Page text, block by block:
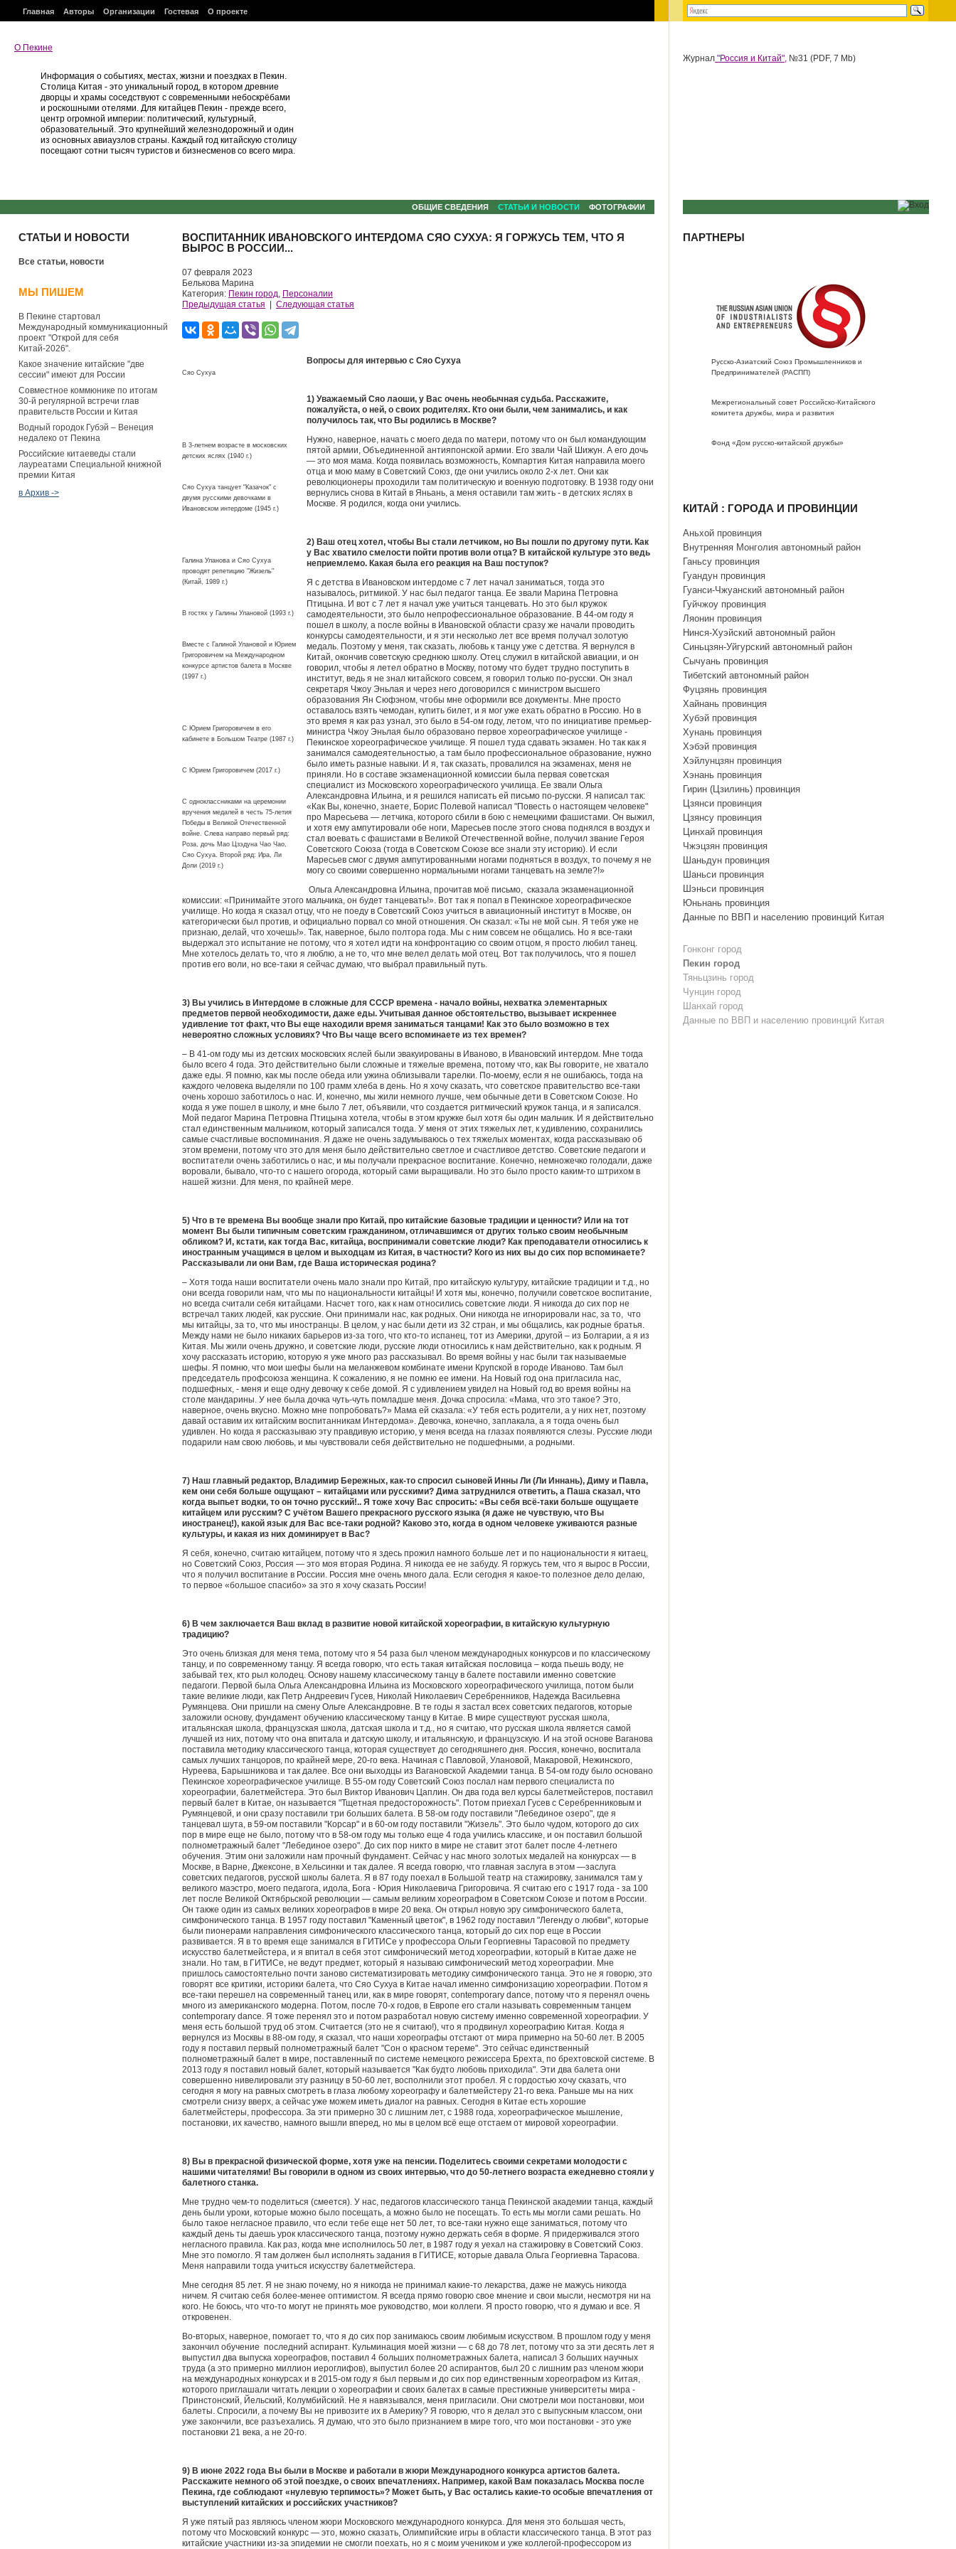
Главная Авторы Организации Гостевая О проекте
О Пекине
Информация о событиях, местах, жизни и поездках в Пекин.
Столица Китая - это уникальный город, в котором древние
дворцы и храмы соседствуют с современными небоскрёбами
и роскошными отелями. Для китайцев Пекин - прежде всего,
центр огромной империи: политический, культурный,
образовательный. Это крупнейший железнодорожный и один
из основных авиаузлов страны. Каждый год китайскую столицу
посещают сотни тысяч туристов и бизнесменов со всего мира.
ОБЩИЕ СВЕДЕНИЯ СТАТЬИ И НОВОСТИ ФОТОГРАФИИ
СТАТЬИ И НОВОСТИ
Все статьи, новости
МЫ ПИШЕМ
В Пекине стартовал
Международный коммуникационный
проект "Открой для себя
Китай-2026".
Какое значение китайские "две
сессии" имеют для России
Совместное коммюнике по итогам
30-й регулярной встречи глав
правительств России и Китая
Водный городок Губэй – Венеция
недалеко от Пекина
Российские китаеведы стали
лауреатами Специальной книжной
премии Китая
в Архив ->
ВОСПИТАННИК ИВАНОВСКОГО ИНТЕРДОМА СЯО СУХУА: Я ГОРЖУСЬ ТЕМ, ЧТО Я
ВЫРОС В РОССИИ...
07 февраля 2023
Белькова Марина
Категория: Пекин город, Персоналии
Предыдущая статья
Следующая статья
Сяо Сухуа
В 3-летнем возрасте в московских
детских яслях (1940 г.)
Сяо Сухуа танцует "Казачок" с
двумя русскими девочками в
Ивановском интердоме (1945 г.)
Галина Уланова и Сяо Сухуа
проводят репетицию "Жизель"
(Китай, 1989 г.)
В гостях у Галины Улановой (1993 г.)
Вместе с Галиной Улановой и Юрием
Григоровичем на Международном
конкурсе артистов балета в Москве
(1997 г.)
С Юрием Григоровичем в его
кабинете в Большом Театре (1987 г.)
С Юрием Григоровичем (2017 г.)
С одноклассниками на церемонии
вручения медалей в честь 75-летия
Победы в Великой Отечественной
войне. Слева направо первый ряд:
Роза, дочь Мао Цзэдуна Чао Чао,
Сяо Сухуа. Второй ряд: Ира, Ли
Доли (2019 г.)
Вопросы для интервью с Сяо Сухуа
1) Уважаемый Сяо лаоши, у Вас очень необычная судьба. Расскажите,
пожалуйста, о ней, о своих родителях. Кто они были, чем занимались, и как
получилось так, что Вы родились в Москве?
Нужно, наверное, начать с моего деда по матери, потому что он был командующим
пятой армии, Объединенной антияпонской армии. Его звали Чай Шижун. А его дочь
— это моя мама. Когда появилась возможность, Компартия Китая направила моего
отца и мою маму в Советский Союз, где они учились около 2-х лет. Они как
революционеры проходили там политическую и военную подготовку. В 1938 году они
вернулись снова в Китай в Яньань, а меня оставили там жить - в детских яслях в
Москве. Я родился, когда они учились.
2) Ваш отец хотел, чтобы Вы стали летчиком, но Вы пошли по другому пути. Как
у Вас хватило смелости пойти против воли отца? В китайской культуре это ведь
неприемлемо. Какая была его реакция на Ваш поступок?
Я с детства в Ивановском интердоме с 7 лет начал заниматься, тогда это
называлось, ритмикой. У нас был педагог танца. Ее звали Марина Петровна
Птицына. И вот с 7 лет я начал уже учиться танцевать. Но это был кружок
самодеятельности, это было непрофессиональное образование. В 44-ом году я
пошел в школу, а после войны в Ивановской области сразу же начали проводить
конкурсы самодеятельности, и я эти несколько лет все время получал золотую
медаль. Поэтому у меня, так сказать, любовь к танцу уже с детства. Я вернулся в
Китай, окончив советскую среднюю школу. Отец служил в китайской авиации, и он
говорил, чтобы я летел обратно в Москву, потому что будет трудно поступить в
институт, ведь я не знал китайского совсем, я говорил только по-русски. Он знал
секретаря Чжоу Эньлая и через него договорился с министром высшего
образования Ян Сюфэном, чтобы мне оформили все документы. Мне просто
оставалось взять чемодан, купить билет, и я мог уже ехать обратно в Россию. Но в
это время я как раз узнал, это было в 54-ом году, летом, что по инициативе премьер-
министра Чжоу Эньлая было образовано первое хореографическое училище -
Пекинское хореографическое училище. Я пошел туда сдавать экзамен. Но так как я
занимался самодеятельностью, а там было профессиональное образование, нужно
было иметь разные навыки. И я, так сказать, провалился на экзаменах, меня не
приняли. Но в составе экзаменационной комиссии была первая советская
специалист из Московского хореографического училища. Ее звали Ольга
Александровна Ильина, и я решился написать ей письмо по-русски. Я написал так:
«Как Вы, конечно, знаете, Борис Полевой написал "Повесть о настоящем человеке"
про Маресьева — летчика, которого сбили в бою с немецкими фашистами. Он выжил,
и хотя ему ампутировали обе ноги, Маресьев после этого снова поднялся в воздух и
стал воевать с фашистами в Великой Отечественной войне, получил звание Героя
Советского Союза (тогда в Советском Союзе все знали эту историю). И если
Маресьев смог с двумя ампутированными ногами подняться в воздух, то почему я не
могу со своими совершенно нормальными ногами танцевать на земле?!»
Ольга Александровна Ильина, прочитав моё письмо, сказала экзаменационной
комиссии: «Принимайте этого мальчика, он будет танцевать!». Вот так я попал в Пекинское хореографическое
училище. Но когда я сказал отцу, что не поеду в Советский Союз учиться в авиационный институт в Москве, он
категорически был против, и официально порвал со мной отношения. Он сказал: «Ты не мой сын. Я тебя уже не
признаю, делай, что хочешь!». Так, наверное, было полтора года. Мы с ним совсем не общались. Но я все-таки
выдержал это испытание не потому, что я хотел идти на конфронтацию со своим отцом, я просто любил танец.
Мне хотелось делать то, что я люблю, а не то, что мне велел делать мой отец. Вот так получилось, что я пошел
против его воли, но все-таки я сейчас думаю, что выбрал правильный путь.
3) Вы учились в Интердоме в сложные для СССР времена - начало войны, нехватка элементарных
предметов первой необходимости, даже еды. Учитывая данное обстоятельство, вызывает искреннее
удивление тот факт, что Вы еще находили время заниматься танцами! Как это было возможно в тех
невероятно сложных условиях? Что Вы чаще всего вспоминаете из тех времен?
– В 41-ом году мы из детских московских яслей были эвакуированы в Иваново, в Ивановский интердом. Мне тогда
было всего 4 года. Это действительно были сложные и тяжелые времена, потому что, как Вы говорите, не хватало
даже еды. Я помню, как мы после обеда или ужина облизывали тарелки. По-моему, если я не ошибаюсь, тогда на
каждого человека выделяли по 100 грамм хлеба в день. Но я хочу сказать, что советское правительство все-таки
очень хорошо заботилось о нас. И, конечно, мы жили немного лучше, чем обычные дети в Советском Союзе. Но
когда я уже пошел в школу, и мне было 7 лет, объявили, что создается ритмический кружок танца, и я записался.
Мой педагог Марина Петровна Птицына хотела, чтобы в этом кружке был хотя бы один мальчик. И я действительно
стал единственным мальчиком, который записался тогда. У меня от этих тяжелых лет, к удивлению, сохранились
самые счастливые воспоминания. Я даже не очень задумываюсь о тех тяжелых моментах, когда рассказываю об
этом времени, потому что это для меня было действительно светлое и счастливое детство. Советские педагоги и
воспитатели очень заботились о нас, и мы получали прекрасное воспитание. Конечно, немножечко голодали, даже
воровали, бывало, что-то с нашего огорода, который сами выращивали. Но это было просто каким-то штрихом в
нашей жизни. Для меня, по крайней мере.
5) Что в те времена Вы вообще знали про Китай, про китайские базовые традиции и ценности? Или на тот
момент Вы были типичным советским гражданином, отличавшимся от других только своим необычным
обликом? И, кстати, как тогда Вас, китайца, воспринимали советские люди? Как преподаватели относились к
иностранным учащимся в целом и выходцам из Китая, в частности? Кого из них вы до сих пор вспоминаете?
Рассказывали ли они Вам, где Ваша историческая родина?
– Хотя тогда наши воспитатели очень мало знали про Китай, про китайскую культуру, китайские традиции и т.д., но
они всегда говорили нам, что мы по национальности китайцы! И хотя мы, конечно, получили советское воспитание,
но всегда считали себя китайцами. Насчет того, как к нам относились советские люди. Я никогда до сих пор не
встречал таких людей, как русские. Они принимали нас, как родных. Они никогда не игнорировали нас, за то, что
мы китайцы, за то, что мы иностранцы. В целом, у нас были дети из 32 стран, и мы общались, как родные братья.
Между нами не было никаких барьеров из-за того, что кто-то испанец, тот из Америки, другой – из Болгарии, а я из
Китая. Мы жили очень дружно, и советские люди, русские люди относились к нам действительно, как к родным. Я
хочу рассказать историю, которую я уже много раз рассказывал. Во время войны у нас были так называемые
шефы. Я помню, что мои шефы были на меланжевом комбинате имени Крупской в городе Иваново. Там был
председатель профсоюза женщина. К сожалению, я не помню ее имени. На Новый год она пригласила нас,
подшефных, - меня и еще одну девочку к себе домой. Я с удивлением увидел на Новый год во время войны на
столе мандарины. У нее была дочка чуть-чуть помладше меня. Дочка спросила: «Мама, что это такое? Это,
наверное, очень вкусно. Можно мне попробовать?» Мама ей сказала: «У тебя есть родители, а у них нет, поэтому
давай оставим их китайским воспитанникам Интердома». Девочка, конечно, заплакала, а я тогда очень был
удивлен. Но когда я рассказываю эту правдивую историю, у меня всегда на глазах появляются слезы. Русские люди
подарили нам свою любовь, и мы чувствовали себя действительно не подшефными, а родными.
7) Наш главный редактор, Владимир Бережных, как-то спросил сыновей Инны Ли (Ли Иннань), Диму и Павла,
кем они себя больше ощущают – китайцами или русскими? Дима затруднился ответить, а Паша сказал, что
когда выпьет водки, то он точно русский!.. Я тоже хочу Вас спросить: «Вы себя всё-таки больше ощущаете
китайцем или русским? С учётом Вашего прекрасного русского языка (я даже не чувствую, что Вы
иностранец!), какой язык для Вас все-таки родной? Каково это, когда в одном человеке уживаются разные
культуры, и какая из них доминирует в Вас?
Я себя, конечно, считаю китайцем, потому что я здесь прожил намного больше лет и по национальности я китаец,
но Советский Союз, Россия — это моя вторая Родина. Я никогда ее не забуду. Я горжусь тем, что я вырос в России,
что я получил воспитание в России. Россия мне очень много дала. Если сегодня я какое-то полезное дело делаю,
то первое «большое спасибо» за это я хочу сказать России!
6) В чем заключается Ваш вклад в развитие новой китайской хореографии, в китайскую культурную
традицию?
Это очень близкая для меня тема, потому что я 54 раза был членом международных конкурсов и по классическому
танцу, и по современному танцу. Я всегда говорю, что есть такая китайская пословица – когда пьешь воду, не
забывай тех, кто рыл колодец. Основу нашему классическому танцу в балете поставили именно советские
педагоги. Первой была Ольга Александровна Ильина из Московского хореографического училища, потом были
такие великие люди, как Петр Андреевич Гусев, Николай Николаевич Серебренников, Надежда Васильевна
Румянцева. Они пришли на смену Ольге Александровне. В те годы я застал всех советских педагогов, которые
заложили основу, фундамент обучению классическому танцу в Китае. В мире существуют русская школа,
итальянская школа, французская школа, датская школа и т.д., но я считаю, что русская школа является самой
лучшей из них, потому что она впитала и датскую школу, и итальянскую, и французскую. И на этой основе Ваганова
поставила методику классического танца, которая существует до сегодняшнего дня. Россия, конечно, воспитала
самых лучших танцоров, по крайней мере, 20-го века. Начиная с Павловой, Улановой, Макаровой, Нежинского,
Нуреева, Барышникова и так далее. Все они выходцы из Вагановской Академии танца. В 54-ом году было основано
Пекинское хореографическое училище. В 55-ом году Советский Союз послал нам первого специалиста по
хореографии, балетмейстера. Это был Виктор Иванович Цаплин. Он два года вел курсы балетмейстеров, поставил
первый балет в Китае, он называется "Тщетная предосторожность". Потом приехал Гусев с Серебренниковым и
Румянцевой, и они сразу поставили три больших балета. В 58-ом году поставили "Лебединое озеро", где я
танцевал шута, в 59-ом поставили "Корсар" и в 60-ом году поставили "Жизель". Это было чудом, которого до сих
пор в мире еще не было, потому что в 58-ом году мы только еще 4 года учились классике, и он поставил большой
полнометражный балет "Лебединое озеро". До сих пор никто в мире не ставит этот балет после 4-летнего
обучения. Этим они заложили нам прочный фундамент. Сейчас у нас много золотых медалей на конкурсах — в
Москве, в Варне, Джексоне, в Хельсинки и так далее. Я всегда говорю, что главная заслуга в этом —заслуга
советских педагогов, русской школы балета. Я в 87 году поехал в Большой театр на стажировку, занимался там у
великого маэстро, моего педагога, идола, Бога - Юрия Николаевича Григоровича. Я считаю его с 1917 года - за 100
лет после Великой Октябрьской революции — самым великим хореографом в Советском Союзе и потом в России.
Он также один из самых великих хореографов в мире 20 века. Он открыл новую эру симфонического балета,
симфонического танца. В 1957 году поставил "Каменный цветок", в 1962 году поставил "Легенду о любви", которые
были пионерами направления симфонического классического танца, который до сих пор еще в России
развивается. Я в то время еще занимался в ГИТИСе у профессора Ольги Георгиевны Тарасовой по предмету
искусство балетмейстера, и я впитал в себя этот симфонический метод хореографии, который в Китае даже не
знали. Но там, в ГИТИСе, не ведут предмет, который я называю симфонический метод хореографии. Мне
пришлось самостоятельно почти заново систематизировать методику симфонического танца. Это не я говорю, это
говорят все критики, историки балета, что Сяо Сухуа в Китае начал именно симфонизацию хореографии. Потом я
все-таки перешел на современный танец или, как в мире говорят, contemporary dance, потому что я перенял очень
много из американского модерна. Потом, после 70-х годов, в Европе его стали называть современным танцем
contemporary dance. Я тоже перенял это и потом разработал новую систему именно современной хореографии. У
меня есть большой труд об этом. Считается (это не я считаю!), что я продвинул хореографию Китая. Когда я
вернулся из Москвы в 88-ом году, я сказал, что наши хореографы отстают от мира примерно на 50-60 лет. В 2005
году я поставил первый полнометражный балет "Сон о красном тереме". Это сейчас единственный
полнометражный балет в мире, поставленный по системе немецкого режиссера Брехта, по брехтовской системе. В
2013 году я поставил новый балет, который называется "Как будто любовь приходила". Эти два балета они
совершенно нивелировали эту разницу в 50-60 лет, восполнили этот пробел. Я с гордостью хочу сказать, что
сегодня я могу на равных смотреть в глаза любому хореографу и балетмейстеру 21-го века. Раньше мы на них
смотрели снизу вверх, а сейчас уже можем иметь диалог на равных. Сегодня в Китае есть хорошие
балетмейстеры, профессора. За эти примерно 30 с лишним лет, с 1988 года, хореографическое мышление,
постановки, их качество, намного вышли вперед, но мы в целом всё еще отстаем от мировой хореографии.
8) Вы в прекрасной физической форме, хотя уже на пенсии. Поделитесь своими секретами молодости с
нашими читателями! Вы говорили в одном из своих интервью, что до 50-летнего возраста ежедневно стояли у
балетного станка.
Мне трудно чем-то поделиться (смеется). У нас, педагогов классического танца Пекинской академии танца, каждый
день были уроки, которые можно было посещать, а можно было не посещать. То есть мы могли сами решать. Но
было такое негласное правило, что если тебе еще нет 50 лет, то все-таки нужно еще заниматься, потому что
каждый день ты даешь урок классического танца, поэтому нужно держать себя в форме. Я придерживался этого
негласного правила. Как раз, когда мне исполнилось 50 лет, в 1987 году я уехал на стажировку в Советский Союз.
Мне это помогло. Я там должен был исполнять задания в ГИТИСЕ, которые давала Ольга Георгиевна Тарасова.
Меня направили тогда учиться искусству балетмейстера.
Мне сегодня 85 лет. Я не знаю почему, но я никогда не принимал какие-то лекарства, даже не мажусь никогда
ничем. Я считаю себя более-менее оптимистом. Я всегда прямо говорю свое мнение и свои мысли, несмотря ни на
кого. Не боюсь, что что-то могут не принять мое руководство, мои коллеги. Я просто говорю, что я думаю и все. Я
откровенен.
Во-вторых, наверное, помогает то, что я до сих пор занимаюсь своим любимым искусством. В прошлом году у меня
закончил обучение последний аспирант. Кульминация моей жизни — с 68 до 78 лет, потому что за эти десять лет я
выпустил два выпуска хореографов, поставил 4 больших полнометражных балета, написал 3 больших научных
труда (а это примерно миллион иероглифов), выпустил более 20 аспирантов, был 20 с лишним раз членом жюри
на международных конкурсах и в 2015-ом году я был первым и до сих пор единственным хореографом из Китая,
которого приглашали читать лекции о хореографии и своих балетах в самые престижные университеты мира -
Принстонский, Йельский, Колумбийский. Не я навязывался, меня пригласили. Они смотрели мои постановки, мои
балеты. Спросили, а почему Вы не привозите их в Америку? Я говорю, что я делал это с выпускным классом, они
уже закончили, все разъехались. Я думаю, что это было признанием в мире того, что мои постановки - это уже
постановки 21 века, а не 20-го.
9) В июне 2022 года Вы были в Москве и работали в жюри Международного конкурса артистов балета.
Расскажите немного об этой поездке, о своих впечатлениях. Например, какой Вам показалась Москва после
Пекина, где соблюдают «нулевую терпимость»? Может быть, у Вас остались какие-то особые впечатления от
выступлений китайских и российских участников?
Я уже пятый раз являюсь членом жюри Московского международного конкурса. Для меня это большая честь,
потому что Московский конкурс — это, можно сказать, Олимпийские игры в области классического танца. В этот раз
китайские участники из-за эпидемии не смогли поехать, но я с моим учеником и уже коллегой-профессором из
Журнал "Россия и Китай", №31 (PDF, 7 Mb)
ПАРТНЕРЫ
Русско-Азиатский Союз Промышленников и
Предпринимателей (РАСПП)
Межрегиональный совет Российско-Китайского
комитета дружбы, мира и развития
Фонд «Дом русско-китайской дружбы»
КИТАЙ : ГОРОДА И ПРОВИНЦИИ
Аньхой провинция
Внутренняя Монголия автономный район
Ганьсу провинция
Гуандун провинция
Гуанси-Чжуанский автономный район
Гуйчжоу провинция
Ляонин провинция
Нинся-Хуэйский автономный район
Синьцзян-Уйгурский автономный район
Сычуань провинция
Тибетский автономный район
Фуцзянь провинция
Хайнань провинция
Хубэй провинция
Хунань провинция
Хэбэй провинция
Хэйлунцзян провинция
Хэнань провинция
Гирин (Цзилинь) провинция
Цзянси провинция
Цзянсу провинция
Цинхай провинция
Чжэцзян провинция
Шаньдун провинция
Шаньси провинция
Шэньси провинция
Юньнань провинция
Данные по ВВП и населению провинций Китая
Гонконг город
Пекин город
Тяньцзинь город
Чунцин город
Шанхай город
Данные по ВВП и населению провинций Китая